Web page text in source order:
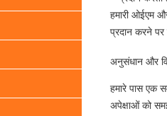
हमारी ओईएम
प्रदान करने पर
अनुसंधान और
हमारे पास एक
अपेक्षाओं को